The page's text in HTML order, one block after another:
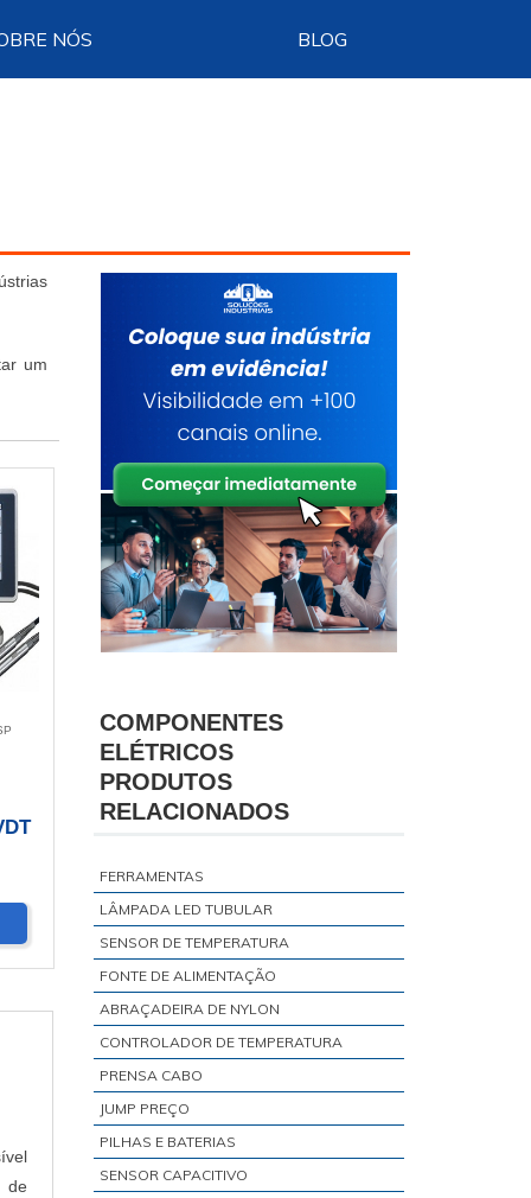
NÓS BLOG
um
de
COMPONENTES
ELÉTRICOS
PRODUTOS
RELACIONADOS
FERRAMENTAS
LÂMPADA LED TUBULAR
SENSOR DE TEMPERATURA
FONTE DE ALIMENTAÇÃO
ABRAÇADEIRA DE NYLON
CONTROLADOR DE TEMPERATURA
PRENSA CABO
JUMP PREÇO
PILHAS E BATERIAS
SENSOR CAPACITIVO